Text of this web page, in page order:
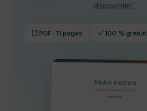
d’essentiel.
PDF · 11 pages 100 % gratuit
TDAH FOCUS